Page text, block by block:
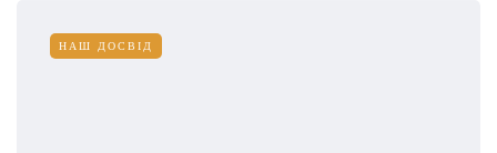
НАШ ДОСВІД